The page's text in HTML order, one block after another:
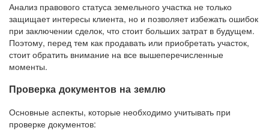
Анализ правового статуса земельного участка не только
защищает интересы клиента, но и позволяет избежать ошибок
при заключении сделок, что стоит больших затрат в будущем.
Поэтому, перед тем как продавать или приобретать участок,
стоит обратить внимание на все вышеперечисленные
моменты.
Проверка документов на землю
Основные аспекты, которые необходимо учитывать при
проверке документов: